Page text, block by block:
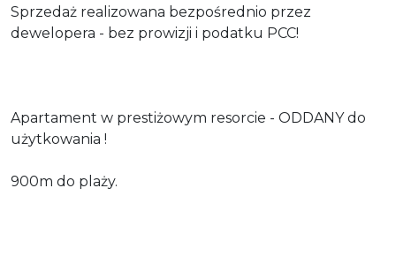
Sprzedaż realizowana bezpośrednio przez
dewelopera - bez prowizji i podatku PCC!
Apartament w prestiżowym resorcie - ODDANY do
użytkowania !
900m do plaży.